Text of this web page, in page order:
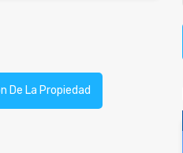
De La Propiedad